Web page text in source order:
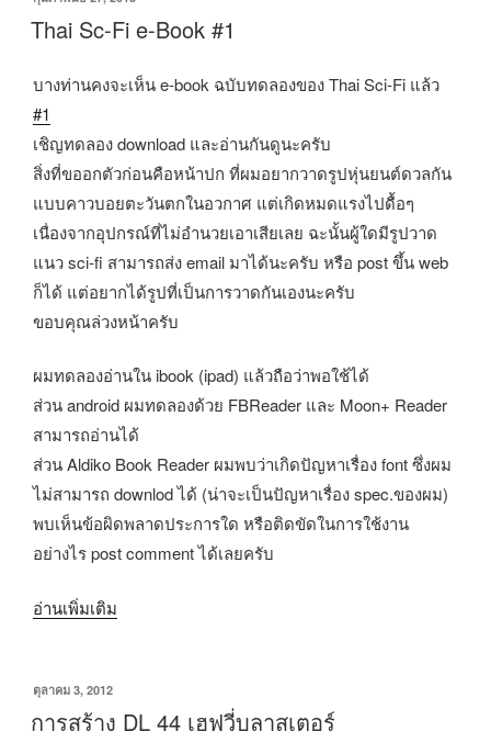
ที่
Thai Sc-Fi e-Book #1
บางท่านคงจะเห็น e-book ฉบับทดลองของ Thai Sci-Fi แล้ว
#1
เชิญทดลอง download และอ่านกันดูนะครับ
สิ่งที่ขออกตัวก่อนคือหน้าปก ที่ผมอยากวาดรูปหุ่นยนต์ดวลกัน
แบบคาวบอยตะวันตกในอวกาศ แต่เกิดหมดแรงไปดื้อๆ
เนื่องจากอุปกรณ์ที่ไม่อำนวยเอาเสียเลย ฉะนั้นผู้ใดมีรูปวาด
แนว sci-fi สามารถส่ง email มาได้นะครับ หรือ post ขึ้น web
ก็ได้ แต่อยากได้รูปที่เป็นการวาดกันเองนะครับ
ขอบคุณล่วงหน้าครับ
ผมทดลองอ่านใน ibook (ipad) แล้วถือว่าพอใช้ได้
ส่วน android ผมทดลองด้วย FBReader และ Moon+ Reader
สามารถอ่านได้
ส่วน Aldiko Book Reader ผมพบว่าเกิดปัญหาเรื่อง font ซึ่งผม
ไม่สามารถ downlod ได้ (น่าจะเป็นปัญหาเรื่อง spec.ของผม)
พบเห็นข้อผิดพลาดประการใด หรือติดขัดในการใช้งาน
อย่างไร post comment ได้เลยครับ
อ่านเพิ่มเติม
Book
เขียน
ที่
ตุลาคม 3, 2012
การสร้าง DL 44 เฮฟวี่บลาสเตอร์